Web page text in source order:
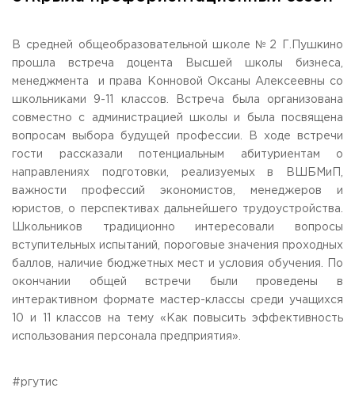
Общежитие / Кампус РГУТИС
Контакты
Научная деятельность
Дополнительное образование
Федеральный ресурсный центр
Федеральное учебно-методическое объединение в
системе ВО
Федеральное учебно-методическое объединение в
системе СПО
Профком
Конкурс ППС
ЗАКАЗАТЬ ОБРАТНЫЙ ЗВОНОК
АДРЕС
141221, Московская обл., Городской округ
Пушкинский,
пгт. Черкизово,
ул. Главная, 99
+7 (495) 940 83 58 - Приемная комиссия
E-MAIL
info@rguts.ru
priem@rguts.ru - Приемная комиссия
ГРАФИК И РЕЖИМ РАБОТЫ
пн-чт: с 09:00 до 18:00;
пн-пт: с 10:00 до 17:00;
В средней общеобразовательной школе №2 Г.Пушкино
прошла встреча доцента Высшей школы бизнеса,
менеджмента и права Конновой Оксаны Алексеевны со
школьниками 9-11 классов. Встреча была организована
совместно с администрацией школы и была посвящена
вопросам выбора будущей профессии. В ходе встречи
гости рассказали потенциальным абитуриентам о
направлениях подготовки, реализуемых в ВШБМиП,
важности профессий экономистов, менеджеров и
юристов, о перспективах дальнейшего трудоустройства.
Школьников традиционно интересовали вопросы
вступительных испытаний, пороговые значения проходных
баллов, наличие бюджетных мест и условия обучения. По
окончании общей встречи были проведены в
интерактивном формате мастер-классы среди учащихся
10 и 11 классов на тему «Как повысить эффективность
использования персонала предприятия».
#ргутис